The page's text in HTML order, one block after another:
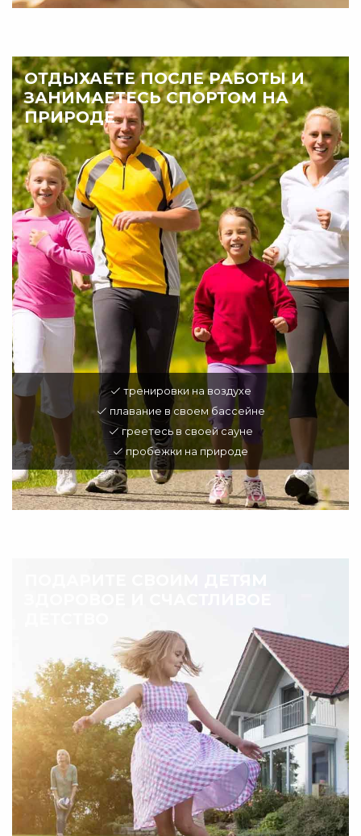
ОТДЫХАЕТЕ ПОСЛЕ РАБОТЫ И
ЗАНИМАЕТЕСЬ СПОРТОМ НА
ПРИРОДЕ
тренировки на воздухе
плавание в своем бассейне
греетесь в своей сауне
пробежки на природе